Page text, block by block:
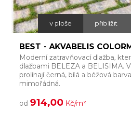
v ploše přiblížit
BEST - AKVABELIS
Moderní zatravňovací dlažba,
dlažbami BELEZA a BELISIMA.
prolínají černá, bílá a béžová
mimořádná.
od 914,00 Kč/m²